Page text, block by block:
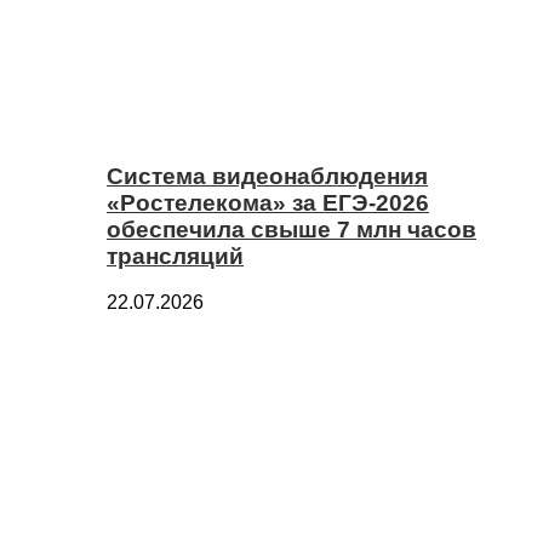
Система видеонаблюдения
«Ростелекома» за ЕГЭ-2026
обеспечила свыше 7 млн часов
трансляций
22.07.2026